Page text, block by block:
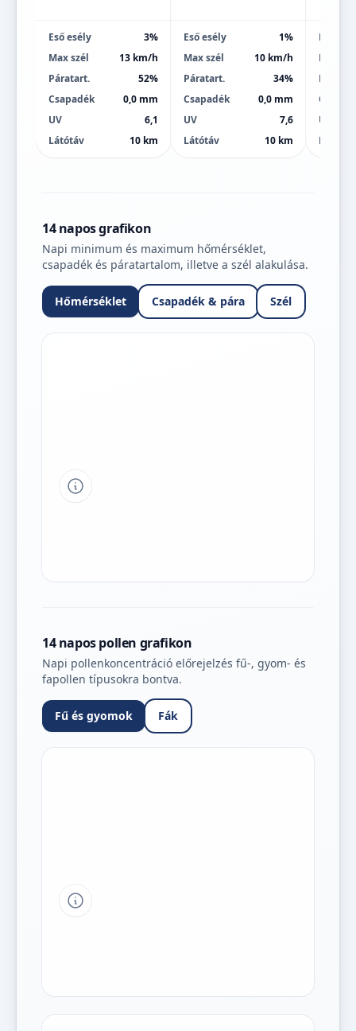
Eső esély
3%
Max szél
13 km/h
Páratart.
52%
Csapadék
0,0 mm
UV
6,1
Látótáv
10 km
Eső esély
1%
Max szél
10 km/h
Páratart.
34%
Csapadék
0,0 mm
UV
7,6
Látótáv
10 km
Eső
Max
UV
Látótáv
14 napos grafikon
Napi minimum és maximum hőmérséklet,
csapadék és páratartalom, illetve a szél alakulása.
Hőmérséklet Csapadék & pára Szél
Tipp a grafikon jelmagyarázatához
14 napos pollen grafikon
Napi pollenkoncentráció előrejelzés fű-, gyom- és
fapollen típusokra bontva.
Fű és gyomok Fák
Tipp a grafikon jelmagyarázatához